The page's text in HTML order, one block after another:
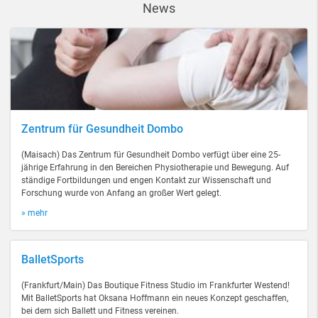
News
Zentrum für Gesundheit Dombo
(Maisach) Das Zentrum für Gesundheit Dombo verfügt über eine 25-
jährige Erfahrung in den Bereichen Physiotherapie und Bewegung. Auf
ständige Fortbildungen und engen Kontakt zur Wissenschaft und
Forschung wurde von Anfang an großer Wert gelegt.
» mehr
BalletSports
(Frankfurt/Main) Das Boutique Fitness Studio im Frankfurter Westend!
Mit BalletSports hat Oksana Hoffmann ein neues Konzept geschaffen,
bei dem sich Ballett und Fitness vereinen.